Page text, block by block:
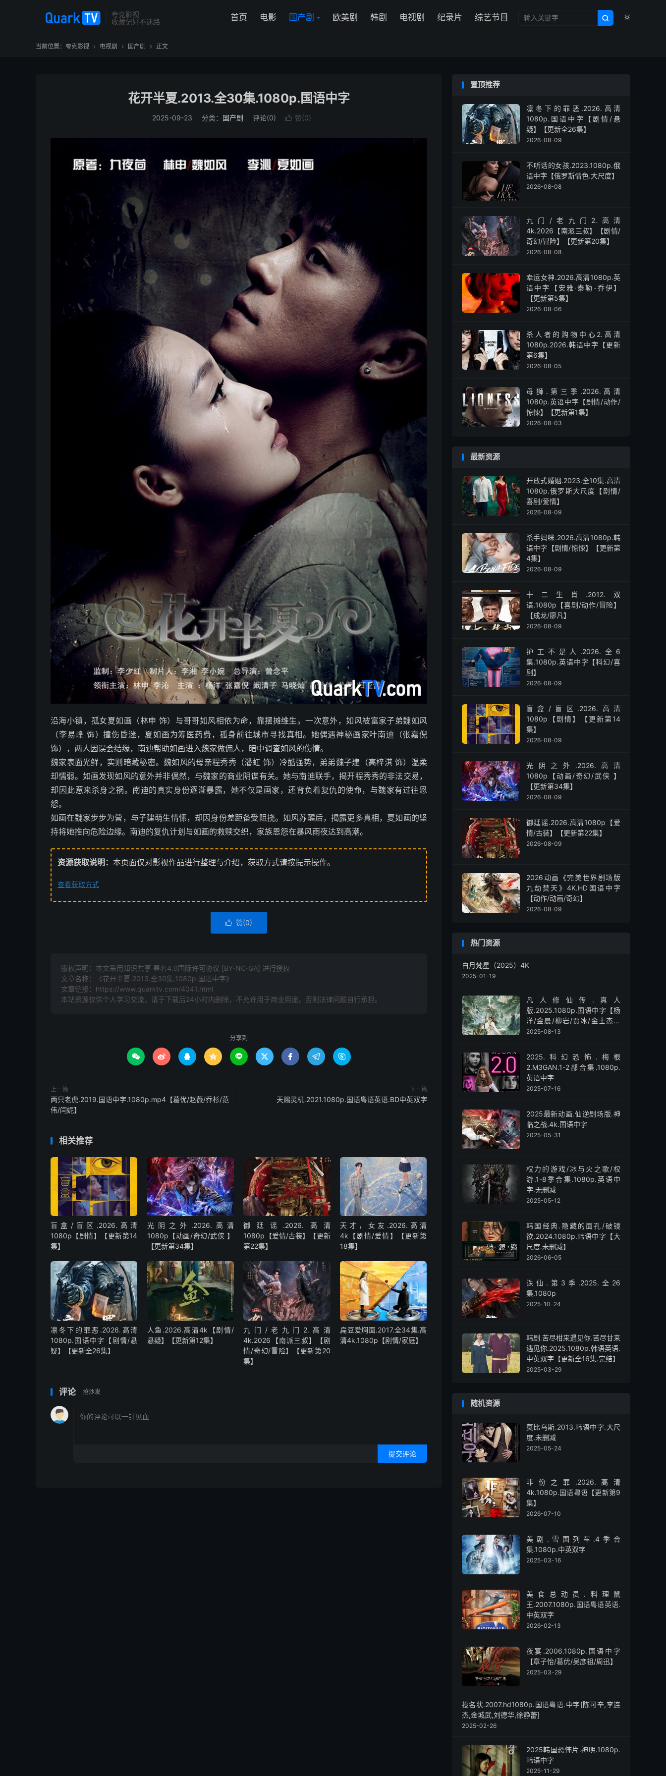
夸克影视
收藏记好不迷路


首页 电影 国产剧 欧美剧 韩剧 电视剧 纪录片 综艺节目
当前位置： 夸克影视  电视剧  国产剧  正文
花开半夏.2013.全30集.1080p.国语中字
2025-09-23 分类： 国产剧 评论(0)  赞(0)
沿海小镇，孤女夏如画（林申 饰）与哥哥如风相依为命，靠摆摊维生。一次意外，如风被富家子弟魏如风
（李易峰 饰）撞伤昏迷，夏如画为筹医药费，孤身前往城市寻找真相。她偶遇神秘画家叶南迪（张嘉倪
饰），两人因误会结缘，南迪帮助如画进入魏家做佣人，暗中调查如风的伤情。
魏家表面光鲜，实则暗藏秘密。魏如风的母亲程秀秀（潘虹 饰）冷酷强势，弟弟魏子建（高梓淇 饰）温柔
却懦弱。如画发现如风的意外并非偶然，与魏家的商业阴谋有关。她与南迪联手，揭开程秀秀的非法交易，
却因此惹来杀身之祸。南迪的真实身份逐渐暴露，她不仅是画家，还背负着复仇的使命，与魏家有过往恩
怨。
如画在魏家步步为营，与子建萌生情愫，却因身份差距备受阻挠。如风苏醒后，揭露更多真相，夏如画的坚
持将她推向危险边缘。南迪的复仇计划与如画的救赎交织，家族恩怨在暴风雨夜达到高潮。
资源获取说明： 本页面仅对影视作品进行整理与介绍，获取方式请按提示操作。
查看获取方式
 赞(0)
版权声明：本文采用知识共享 署名4.0国际许可协议 [BY-NC-SA] 进行授权
文章名称：《花开半夏.2013.全30集.1080p.国语中字》
文章链接： https://www.quarktv.com/4041.html
本站资源仅供个人学习交流，请于下载后24小时内删除，不允许用于商业用途，否则法律问题自行承担。
分享到
        
上一篇
两只老虎.2019.国语中字.1080p.mp4【葛优/赵薇/乔杉/范
伟/闫妮】
下一篇
天赐灵机.2021.1080p.国语粤语英语.BD中英双字
相关推荐
盲盒/盲区.2026.高清
1080p【剧情】【更新第14
集】
光阴之外.2026.高清
1080p【动画/奇幻/武侠 】
【更新第34集】
御廷谣.2026.高清
1080p【爱情/古装】【更新
第22集】
天才，女友.2026.高清
4k【剧情/爱情】【更新第
18集】
凛冬下的罪恶.2026.高清
1080p.国语中字【剧情/悬
疑】【更新全26集】
人鱼.2026.高清4k【剧情/
悬疑】【更新第12集】
九门/老九门2.高清
4k.2026【南派三叔】【剧
情/奇幻/冒险】【更新第20
集】
扁豆爱焖面.2017.全34集.高
清4k.1080p【剧情/家庭】
评论 抢沙发
提交评论
置顶推荐
凛冬下的罪恶.2026.高清
1080p.国语中字【剧情/悬
疑】【更新全26集】
2026-08-09
不听话的女孩.2023.1080p.俄
语中字【俄罗斯情色.大尺度】
2026-08-08
九门/老九门2.高清
4k.2026【南派三叔】【剧情/
奇幻/冒险】【更新第20集】
2026-08-08
幸运女神.2026.高清1080p.英
语中字【安雅·泰勒-乔伊】
【更新第5集】
2026-08-06
杀人者的购物中心2.高清
1080p.2026.韩语中字【更新
第6集】
2026-08-05
母狮.第三季.2026.高清
1080p.英语中字【剧情/动作/
惊悚】【更新第1集】
2026-08-03
最新资源
开放式婚姻.2023.全10集.高清
1080p.俄罗斯大尺度【剧情/
喜剧/爱情】
2026-08-09
杀手妈咪.2026.高清1080p.韩
语中字【剧情/惊悚】【更新第
4集】
2026-08-09
十二生肖.2012.双
语.1080p【喜剧/动作/冒险】
【成龙/廖凡】
2026-08-09
护工不是人.2026.全6
集.1080p.英语中字【科幻/喜
剧】
2026-08-09
盲盒/盲区.2026.高清
1080p【剧情】【更新第14
集】
2026-08-09
光阴之外.2026.高清
1080p【动画/奇幻/武侠 】
【更新第34集】
2026-08-09
御廷谣.2026.高清1080p【爱
情/古装】【更新第22集】
2026-08-09
2026动画《完美世界剧场版
九劫焚天》4K.HD国语中字
【动作/动画/奇幻】
2026-08-09
热门资源
白月梵星（2025）4K
2025-01-19
凡人修仙传.真人
版.2025.1080p.国语中字【杨
洋/金晨/柳岩/贾冰/金士杰】
【全30集】
2025-08-13
2025.科幻恐怖.梅根
2.M3GAN.1-2部合集.1080p.
英语中字
2025-07-16
2025最新动画.仙逆剧场版.神
临之战.4k.国语中字
2025-05-31
权力的游戏/冰与火之歌/权
游.1-8季合集.1080p.英语中
字.无删减
2025-05-12
韩国经典.隐藏的面孔/破镜
欲.2024.1080p.韩语中字【大
尺度.未删减】
2026-06-05
诛仙.第3季.2025.全26
集.1080p
2025-10-24
韩剧.苦尽柑来遇见你.苦尽甘来
遇见你.2025.1080p.韩语英语.
中英双字【更新全16集.完结】
2025-03-29
随机资源
莫比乌斯.2013.韩语中字.大尺
度.未删减
2025-05-24
非份之罪‎.2026.高清
4k.1080p.国语粤语【更新第9
集】
2026-07-10
美剧.雪国列车.4季合
集.1080p.中英双字
2025-03-16
美食总动员.料理鼠
王.2007.1080p.国语粤语英语.
中英双字
2026-02-13
夜宴.2006.1080p.国语中字
【章子怡/葛优/吴彦祖/周迅】
2025-03-29
投名状.2007.hd1080p.国语粤语.中字[陈可辛,李连
杰,金城武,刘德华,徐静蕾]
2025-02-26
2025韩国恐怖片.神明.1080p.
韩语中字
2025-11-29